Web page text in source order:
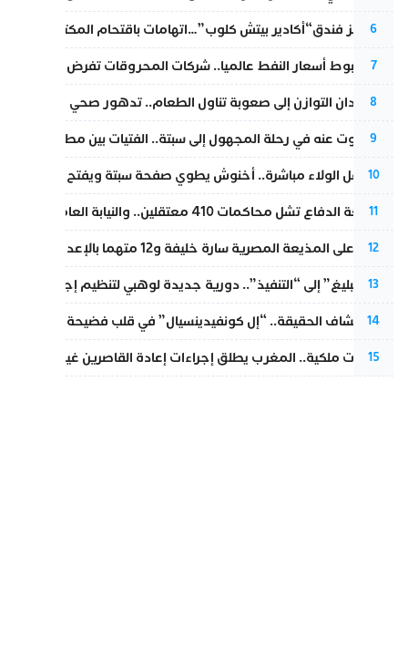
6
أزمة تهز فندق“أكادير بيتش كلوب”…اتهامات باقتحام المكتب النقابي
7
رغم هبوط أسعار النفط عالميا.. شركات المحروقات تفرض زيادة
8
من فقدان التوازن إلى صعوبة تناول الطعام.. تدهور صحي يلاحق
9
المسكوت عنه في رحلة المجهول إلى سبتة.. الفتيات بين مطرقة البحر
10
بعد حفل الولاء مباشرة.. أخنوش يطوي صفحة سبتة ويفتح ملف
11
مقاطعة الدفاع تشل محاكمات 410 معتقلين.. والنيابة العامة تبحث عن حل قانوني
12
الحكم على المذيعة المصرية سارة خليفة و12 متهما بالإعدام في قضية هزت بلاد الفراعنة
13
من “التبليغ” إلى “التنفيذ”.. دورية جديدة لوهبي لتنظيم إجراءات
14
بعد انكشاف الحقيقة.. “إل كونفيدينسيال” في قلب فضيحة صورة
15
بتعليمات ملكية.. المغرب يطلق إجراءات إعادة القاصرين غير